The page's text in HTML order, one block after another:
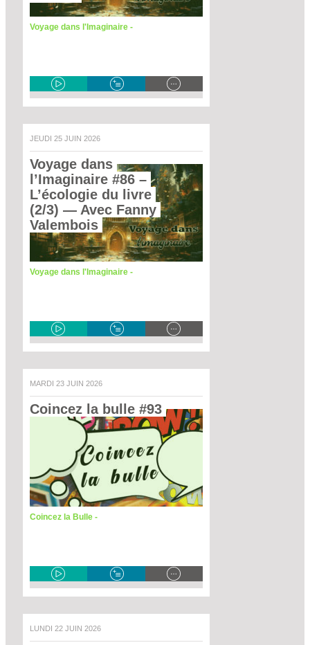
Voyage dans l'Imaginaire -
JEUDI 25 JUIN 2026
Voyage dans
l’Imaginaire #86 –
L’écologie du livre
(2/3) — Avec Fanny
Valembois
Voyage dans l'Imaginaire -
MARDI 23 JUIN 2026
Coincez la bulle #93
Coincez la Bulle -
LUNDI 22 JUIN 2026